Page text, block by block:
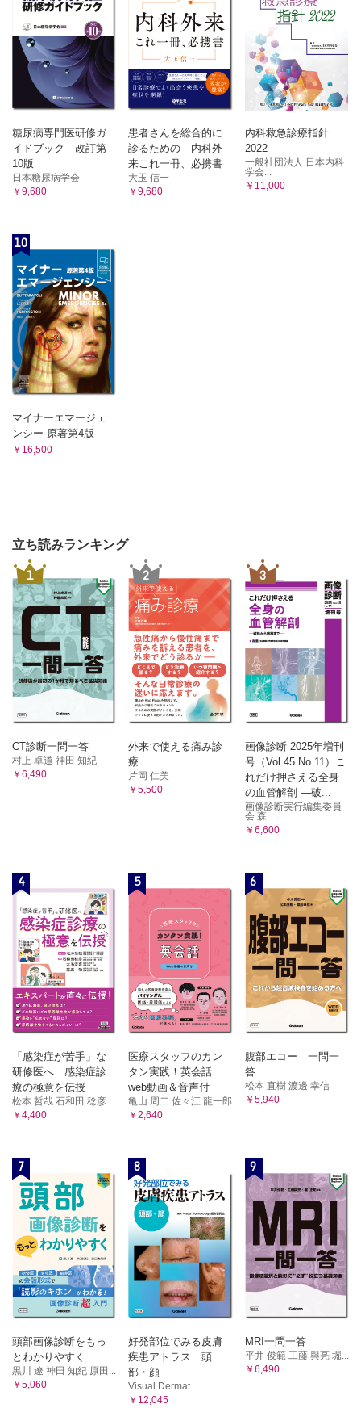
糖尿病専門医研修ガ
イドブック 改訂第
10版
日本糖尿病学会
￥9,680
患者さんを総合的に
診るための 内科外
来これ一冊、必携書
大玉 信一
￥9,680
内科救急診療指針
2022
一般社団法人 日本内科
学会...
￥11,000
10
マイナーエマージェ
ンシー 原著第4版
￥16,500
立ち読みランキング
1
CT診断一問一答
村上 卓道 神田 知紀
￥6,490
2
外来で使える痛み診
療
片岡 仁美
￥5,500
3
画像診断 2025年増刊
号（Vol.45 No.11）こ
れだけ押さえる全身
の血管解剖 ―破...
画像診断実行編集委員
会 森...
￥6,600
4
「感染症が苦手」な
研修医へ 感染症診
療の極意を伝授
松本 哲哉 石和田 稔彦 ...
￥4,400
5
医療スタッフのカン
タン実践！英会話
web動画＆音声付
亀山 周二 佐々江 龍一郎
￥2,640
6
腹部エコー 一問一
答
松本 直樹 渡邊 幸信
￥5,940
7
頭部画像診断をもっ
とわかりやすく
黒川 遼 神田 知紀 原田...
￥5,060
8
好発部位でみる皮膚
疾患アトラス 頭
部・顔
Visual Dermat...
￥12,045
9
MRI一問一答
平井 俊範 工藤 與亮 堀...
￥6,490